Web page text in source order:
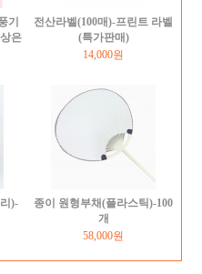
기
은
전산라벨(100매)-프린트 라벨
(특가판매)
14,000원
)-
종이 원형부채(플라스틱)-100
개
58,000원